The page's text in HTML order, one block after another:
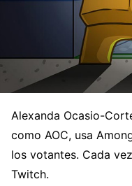
Alexanda Ocasio-
como AOC, usa
los votantes. Cada
Twitch.